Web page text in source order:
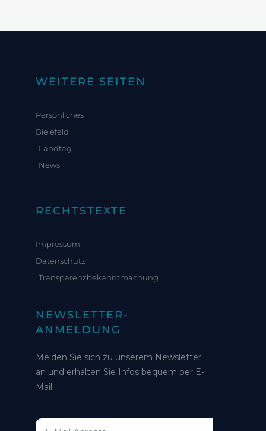
WEITERE SEITEN
Persönliches
Bielefeld
Landtag
News
RECHTSTEXTE
Impressum
Datenschutz
Transparenzbekanntmachung
NEWSLETTER-
ANMELDUNG
Melden Sie sich zu unserem Newsletter
an und erhalten Sie Infos bequem per E-
Mail.